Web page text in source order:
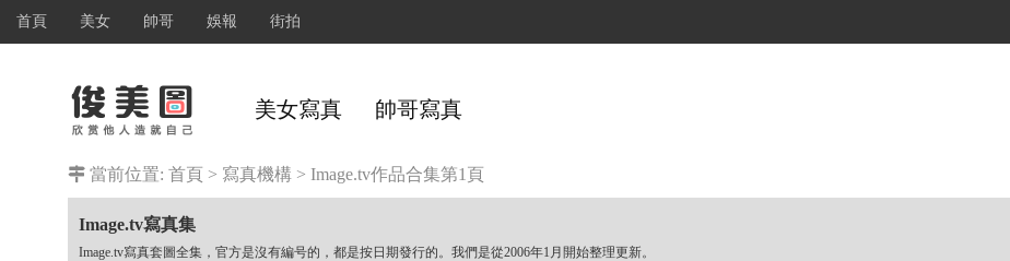
首頁 美女 帥哥 娛報 街拍
美女寫真 帥哥寫真
當前位置: 首頁 > 寫真機構 > Image.tv作品合集第1頁
Image.tv寫真集
Image.tv寫真套圖全集，官方是沒有編号的，都是按日期發行的。我們是從2006年1月開始整理更新。